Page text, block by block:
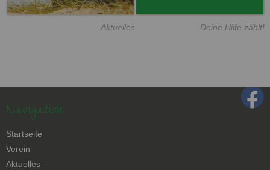
Aktuelles Deine Hilfe zählt!
Navigation
Navigation
überspringen
Startseite
Verein
Aktuelles